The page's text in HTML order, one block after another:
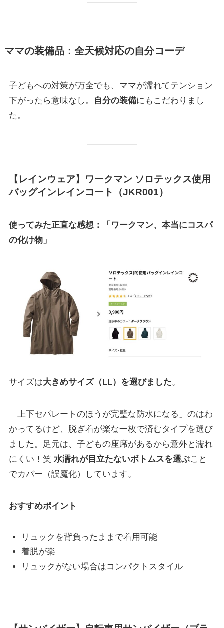
ママの装備品：全天候対応の自分コーデ
子どもへの対策が万全でも、ママが濡れてテンション
下がったら意味なし。
自分の装備にもこだわりまし
た。
【レインウェア】ワークマン ソロテックス使用
バッグインレインコート（JKR001）
使ってみた正直な感想：「ワークマン、本当にコスパ
の化け物」
サイズは大きめサイズ（LL）を選びました。
「上下セパレートのほうが完璧な防水になる」のはわ
かってるけど、脱ぎ着が楽な一枚で済むタイプを選び
ました。足元は、子どもの座席があるから意外と濡れ
にくい！笑 水濡れが目立たないボトムスを選ぶこと
でカバー（誤魔化）しています。
おすすめポイント
リュックを背負ったままで着用可能
着脱が楽
リュックがない場合はコンパクトスタイル